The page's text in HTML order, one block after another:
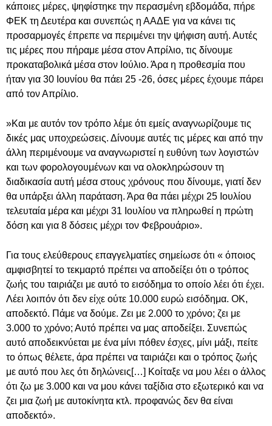
κάποιες μέρες, ψηφίστηκε την περασμένη εβδομάδα, πήρε
ΦΕΚ τη Δευτέρα και συνεπώς η ΑΑΔΕ για να κάνει τις
προσαρμογές έπρεπε να περιμένει την ψήφιση αυτή. Αυτές
τις μέρες που πήραμε μέσα στον Απρίλιο, τις δίνουμε
προκαταβολικά μέσα στον Ιούλιο. Άρα η προθεσμία που
ήταν για 30 Ιουνίου θα πάει 25 -26, όσες μέρες έχουμε πάρει
από τον Απρίλιο.
»Και με αυτόν τον τρόπο λέμε ότι εμείς αναγνωρίζουμε τις
δικές μας υποχρεώσεις. Δίνουμε αυτές τις μέρες και από την
άλλη περιμένουμε να αναγνωριστεί η ευθύνη των λογιστών
και των φορολογουμένων και να ολοκληρώσουν τη
διαδικασία αυτή μέσα στους χρόνους που δίνουμε, γιατί δεν
θα υπάρξει άλλη παράταση. Άρα θα πάει μέχρι 25 Ιουλίου
τελευταία μέρα και μέχρι 31 Ιουλίου να πληρωθεί η πρώτη
δόση και για 8 δόσεις μέχρι τον Φεβρουάριο».
Για τους ελεύθερους επαγγελματίες σημείωσε ότι « όποιος
αμφισβητεί το τεκμαρτό πρέπει να αποδείξει ότι ο τρόπος
ζωής του ταιριάζει με αυτό το εισόδημα το οποίο λέει ότι έχει.
Λέει λοιπόν ότι δεν είχε ούτε 10.000 ευρώ εισόδημα. ΟΚ,
αποδεκτό. Πάμε να δούμε. Ζει με 2.000 το χρόνο; ζει με
3.000 το χρόνο; Αυτό πρέπει να μας αποδείξει. Συνεπώς
αυτό αποδεικνύεται με ένα μίνι πόθεν έσχες, μίνι μάξι, πείτε
το όπως θέλετε, άρα πρέπει να ταιριάζει και ο τρόπος ζωής
με αυτό που λες ότι δηλώνεις[…] Κοίταξε να μου λέει ο άλλος
ότι ζω με 3.000 και να μου κάνει ταξίδια στο εξωτερικό και να
ζει μια ζωή με αυτοκίνητα κτλ. προφανώς δεν θα είναι
αποδεκτό».